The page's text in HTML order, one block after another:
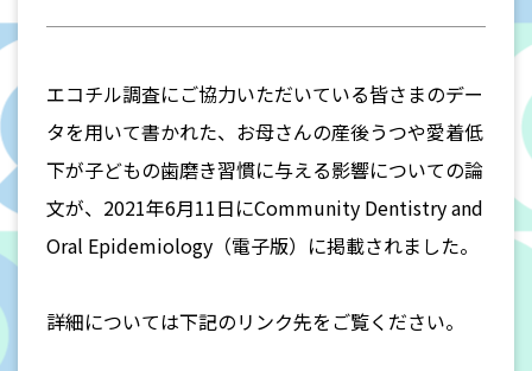
エコチル調査にご協力いただいている皆さまのデー
タを用いて書かれた、お母さんの産後うつや愛着低
下が子どもの歯磨き習慣に与える影響についての論
文が、2021年6月11日にCommunity Dentistry and
Oral Epidemiology（電子版）に掲載されました。
詳細については下記のリンク先をご覧ください。